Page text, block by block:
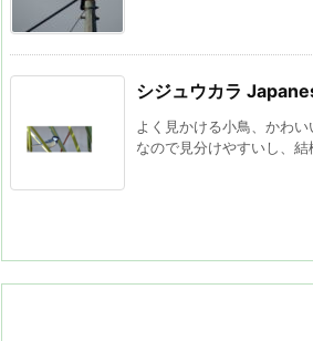
シジュウカラ
よく見かける小鳥、かわい
なので見分けやすいし、